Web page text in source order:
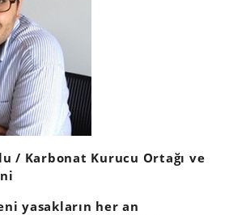
/ Karbonat Kurucu Ortağı ve
yasakların her an